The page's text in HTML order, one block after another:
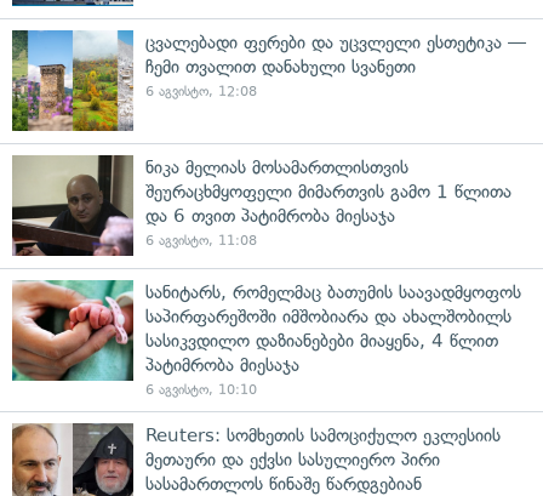
ცვალებადი ფერები და უცვლელი ესთეტიკა —
ჩემი თვალით დანახული სვანეთი
6 აგვისტო, 12:08
ნიკა მელიას მოსამართლისთვის
შეურაცხმყოფელი მიმართვის გამო 1 წლითა
და 6 თვით პატიმრობა მიესაჯა
6 აგვისტო, 11:08
სანიტარს, რომელმაც ბათუმის საავადმყოფოს
საპირფარეშოში იმშობიარა და ახალშობილს
სასიკვდილო დაზიანებები მიაყენა, 4 წლით
პატიმრობა მიესაჯა
6 აგვისტო, 10:10
Reuters: სომხეთის სამოციქულო ეკლესიის
მეთაური და ექვსი სასულიერო პირი
სასამართლოს წინაშე წარდგებიან